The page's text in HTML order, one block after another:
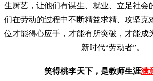
生厨艺，让他们有谋生、就业、立足社会
们在劳动的过程中不断精益求精、攻坚克
位才能得心应手，才能有所突破，才能成
新时代“劳动者”。
笑得桃李天下，是教师生涯满